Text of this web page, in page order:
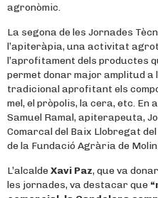
agronòmic.
La segona de les Jornades
l’apiteràpia, una activitat
l’aprofitament dels productes
permet donar major amplitud
tradicional aprofitant els
mel, el pròpolis, la cera, etc.
Samuel Ramal, apiterapeuta,
Comarcal del Baix Llobregat
de la Fundació Agrària de
L’alcaldeXavi Paz, que va
les jornades, va destacar que